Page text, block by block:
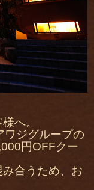
へ。
ワジグループの
円OFFクー
合うため、お